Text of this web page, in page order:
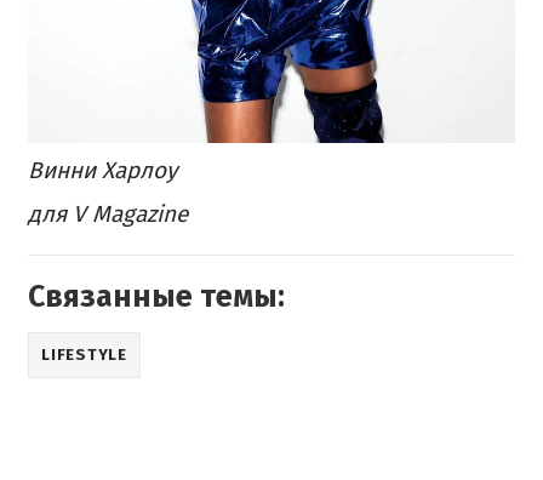
Винни Харлоу
для V Magazine
Связанные темы:
LIFESTYLE